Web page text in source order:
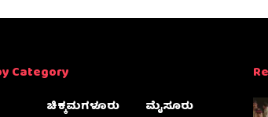
Category
ಚಿಕ್ಕಮಗಳೂರು
ಮೈಸೂರು